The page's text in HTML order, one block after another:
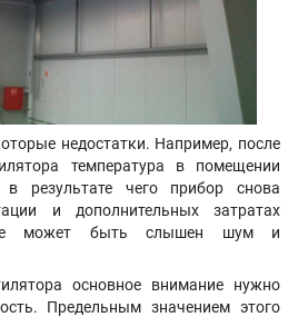
недостатки. Например, после
температура в помещении
результате чего прибор снова
и дополнительных затратах
может быть слышен шум и
основное внимание нужно
Предельным значением этого